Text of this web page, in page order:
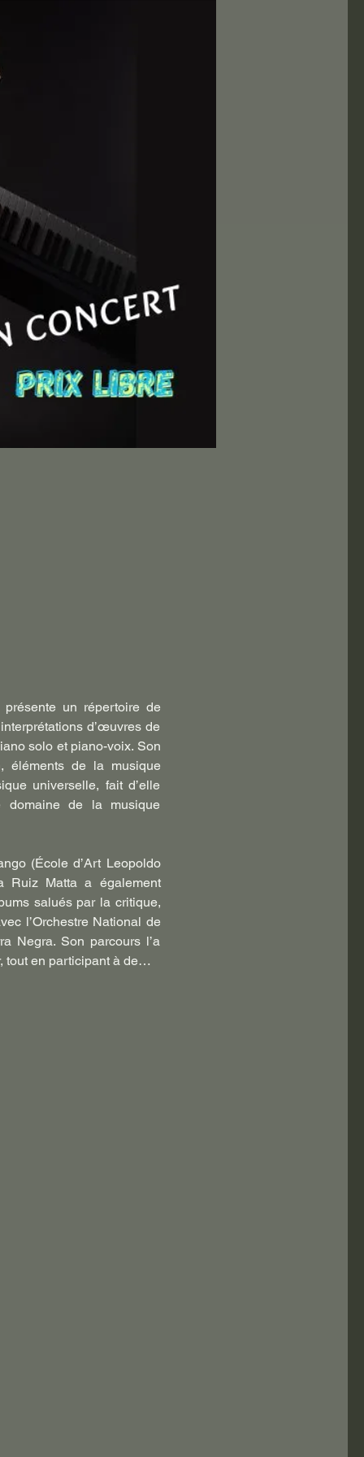
un répertoire de
d’œuvres de
solo et piano-voix. Son
éléments de la musique
universelle, fait d’elle
de la musique
(École d’Art Leopoldo
Ruiz Matta a également
salués par la critique,
l’Orchestre National de
Negra. Son parcours l’a
tout en participant à de…